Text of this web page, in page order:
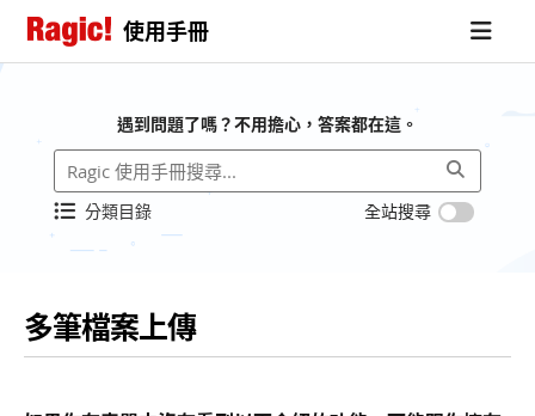
使用手冊
遇到問題了嗎？不用擔心，答案都在這。
分類目錄 全站搜尋
多筆檔案上傳